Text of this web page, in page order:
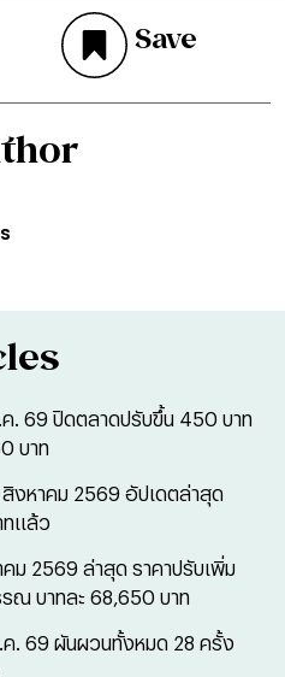
Save
. 69 ปิดตลาดปรับขึ้น 450 บาท
บาท
งหาคม 2569 อัปเดตล่าสุด
แล้ว
ม 2569 ล่าสุด ราคาปรับเพิ่ม
ณ บาทละ 68,650 บาท
. 69 ผันผวนทั้งหมด 28 ครั้ง